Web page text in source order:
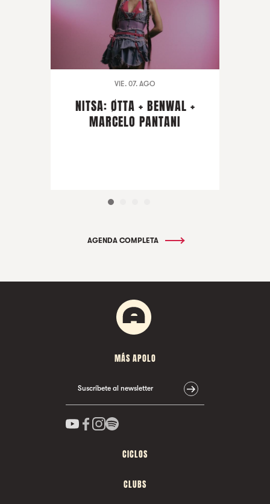
VIE. 07. AGO
NITSA: ØTTA + BENWAL +
MARCELO PANTANI
AGENDA COMPLETA
MÁS APOLO
Suscríbete al newsletter
CICLOS
CLUBS